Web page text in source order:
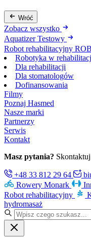
Wróć
Zobacz wszystko
Aquatizer Testowy
Robot rehabilitacyjny
Robotyka w
Dla rehabilitacji
Dla stomatologów
Dofinansowania
Filmy
Poznaj Hasmed
Nasze marki
Partnerzy
Serwis
Kontakt
Masz pytania?
+48 33 812 29 64
Rowery Monark
Robot rehabilitacyjny
hydromasaż